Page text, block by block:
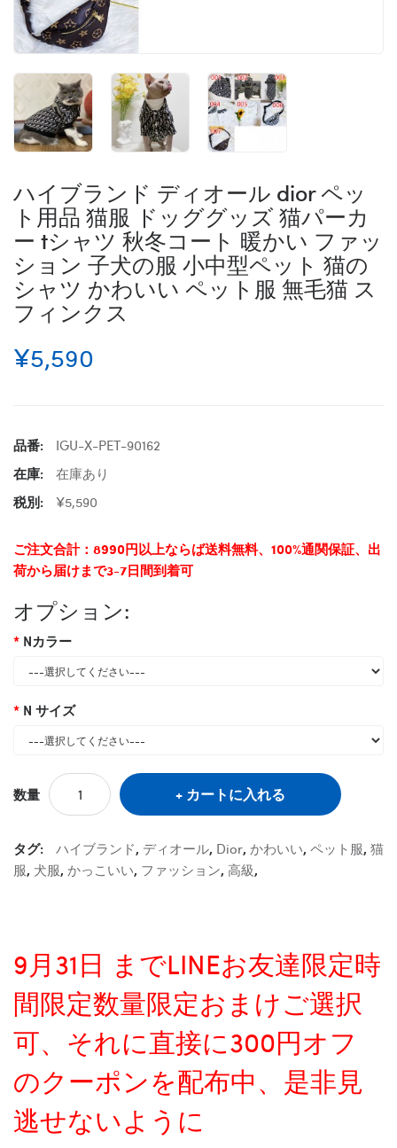
ハイブランド ディオール dior ペッ
ト用品 猫服 ドッググッズ 猫パーカ
ー tシャツ 秋冬コート 暖かい ファッ
ション 子犬の服 小中型ペット 猫の
シャツ かわいい ペット服 無毛猫 ス
フィンクス
¥5,590
品番:
IGU-X-PET-90162
在庫:
在庫あり
税別:
¥5,590
ご注文合計：8990円以上ならば送料無料、100%通関保証、出
荷から届けまで3-7日間到着可
オプション:
Nカラー
N サイズ
数量 カートに入れる
タグ: ハイブランド, ディオール, Dior, かわいい, ペット服, 猫
服, 犬服, かっこいい, ファッション, 高級,
9月31日 までLINEお友達限定時
間限定数量限定おまけご選択
可、それに直接に300円オフ
のクーポンを配布中、是非見
逃せないように